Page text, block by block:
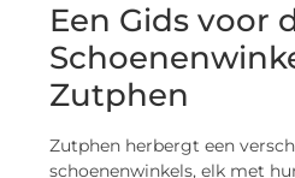
Een Gids voor
Zutphen
Zutphen herbergt een
schoenenwinkels, elk met